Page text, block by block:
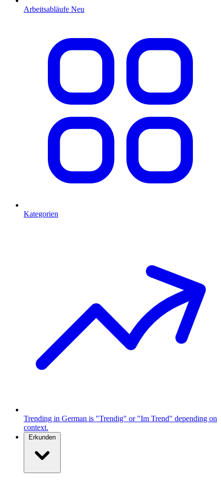
Arbeitsabläufe Neu
Kategorien
Trending in German is "Trendig" or "Im Trend" depending on
context.
Erkunden